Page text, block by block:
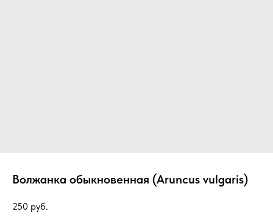
Волжанка обыкновенная (Aruncus vulgaris)
250 руб.